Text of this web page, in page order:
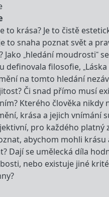
to krása? Je to čistě
to snaha poznat svět a
Jako „hledání moudrosti“
definovala filosofie, „Láska
na tomto hledání
Či snad přímo musí
Kterého člověka nikdy
krása a jejich vnímání
pro každého platný
abychom mohli krásu
Dají se umělecká díla
nebo existuje jiné